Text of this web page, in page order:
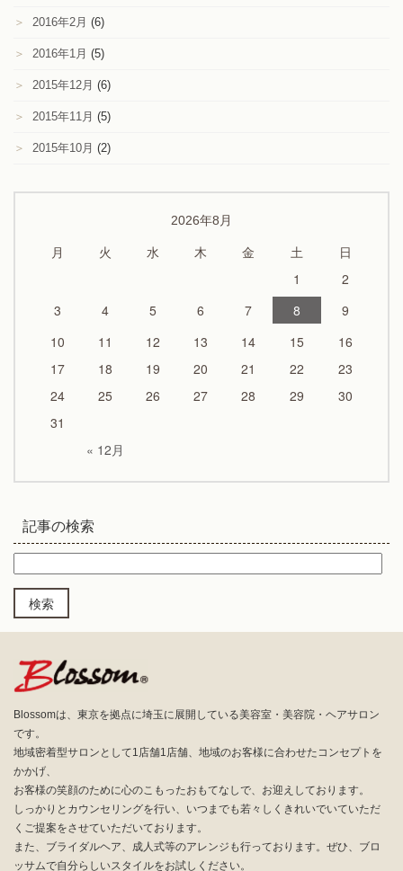
＞ 2016年2月 (6)
＞ 2016年1月 (5)
＞ 2015年12月 (6)
＞ 2015年11月 (5)
＞ 2015年10月 (2)
2026年8月
月 火 水 木 金 土 日
« 12月
1
2
3
4 5 6 7 8
9
10
11 12 13 14 15
16
17
18 19 20 21 22
23
24
25 26 27 28 29
30
31
記事の検索
Blossomは、東京を拠点に埼玉に展開している美容室・美容院・ヘアサロン
です。
地域密着型サロンとして1店舗1店舗、地域のお客様に合わせたコンセプトを
かかげ、
お客様の笑顔のために心のこもったおもてなしで、お迎えしております。
しっかりとカウンセリングを行い、いつまでも若々しくきれいでいていただ
くご提案をさせていただいております。
また、ブライダルヘア、成人式等のアレンジも行っております。ぜひ、ブロ
ッサムで自分らしいスタイルをお試しください。